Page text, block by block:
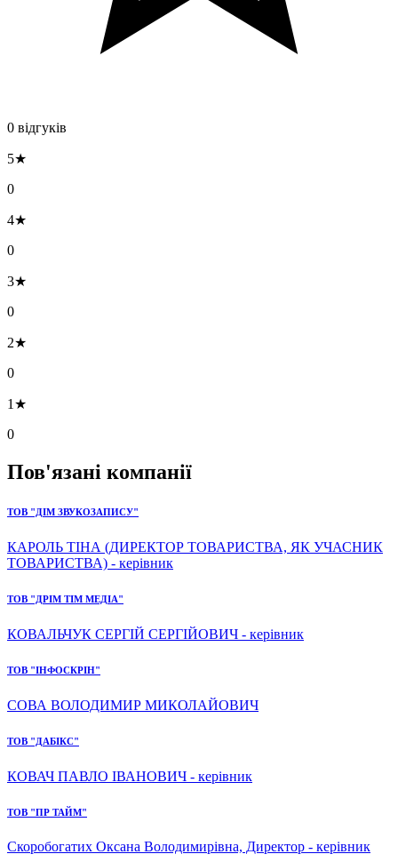
0 відгуків
5★
0
4★
0
3★
0
2★
0
1★
0
Пов'язані компанії
ТОВ "ДІМ ЗВУКОЗАПИСУ"
КАРОЛЬ ТІНА (ДИРЕКТОР ТОВАРИСТВА, ЯК УЧАСНИК
ТОВАРИСТВА) - керівник
ТОВ "ДРІМ ТІМ МЕДІА"
КОВАЛЬЧУК СЕРГІЙ СЕРГІЙОВИЧ - керівник
ТОВ "ІНФОСКРІН"
СОВА ВОЛОДИМИР МИКОЛАЙОВИЧ
ТОВ "ДАБІКС"
КОВАЧ ПАВЛО ІВАНОВИЧ - керівник
ТОВ "ПР ТАЙМ"
Скоробогатих Оксана Володимирівна, Директор - керівник